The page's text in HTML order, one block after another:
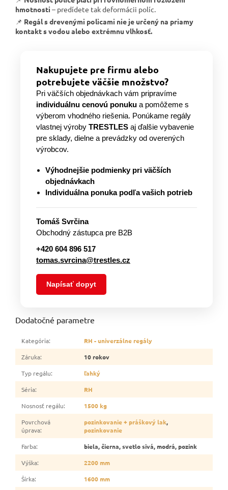
hmotnosti – predídete tak deformácii políc.
📌 Regál s drevenými policami nie je určený na priamy
kontakt s vodou alebo extrémnu vlhkosť.
Nakupujete pre firmu alebo
potrebujete väčšie množstvo?
Pri väčších objednávkach vám pripravíme
individuálnu cenovú ponuku a pomôžeme s
výberom vhodného riešenia. Ponúkame regály
vlastnej výroby TRESTLES aj ďalšie vybavenie
pre sklady, dielne a prevádzky od overených
výrobcov.
Výhodnejšie podmienky pri väčších
objednávkach
Individuálna ponuka podľa vašich potrieb
Tomáš Svrčina
Obchodný zástupca pre B2B
+420 604 896 517
tomas.svrcina@trestles.cz
Napísať dopyt
Dodatočné parametre
Kategória:
RH - univerzálne regály
Záruka:
10 rokov
Typ regálu:
ľahký
Séria:
RH
Nosnosť regálu:
1500 kg
Povrchová
úprava:
pozinkovanie + práškový lak,
pozinkovanie
Farba:
biela, čierna, svetlo sivá, modrá, pozink
Výška:
2200 mm
Šírka:
1600 mm